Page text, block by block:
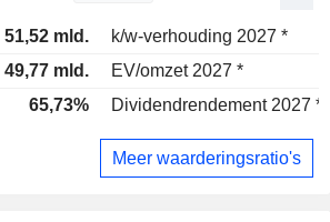
51,52 mld.
k/w-verhouding 2027 *
49,77 mld.
EV/omzet 2027 *
65,73% Dividendrendement 2027 *
Meer waarderingsratio's